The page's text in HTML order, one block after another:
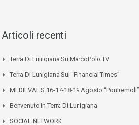
Articoli recenti
Terra Di Lunigiana Su MarcoPolo TV
Terra Di Lunigiana Sul “Financial Times”
MEDIEVALIS 16-17-18-19 Agosto “Pontremoli”
Benvenuto In Terra Di Lunigiana
SOCIAL NETWORK